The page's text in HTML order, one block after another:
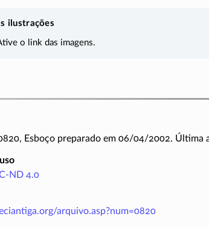
ilustrações
o link das imagens.
Esboço preparado em 06/04/2002.
ND 4.0
arquivo.asp?num=0820